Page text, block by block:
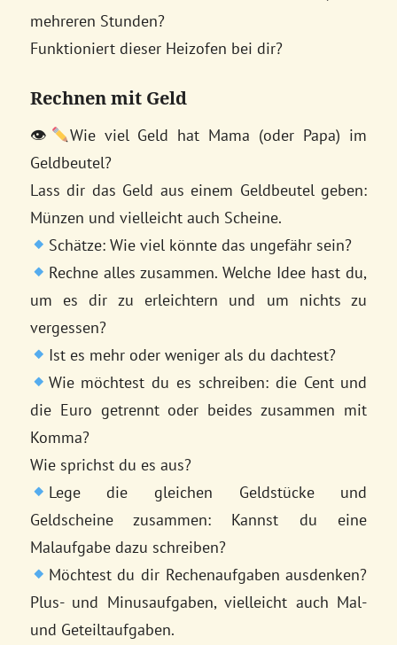
mehreren Stunden?
Funktioniert dieser Heizofen bei dir?
Rechnen mit Geld
👁
Wie viel Geld hat Mama (oder Papa) im
Geldbeutel?
Lass dir das Geld aus einem Geldbeutel geben:
Münzen und vielleicht auch Scheine.
Schätze: Wie viel könnte das ungefähr sein?
Rechne alles zusammen. Welche Idee hast du,
um es dir zu erleichtern und um nichts zu
vergessen?
Ist es mehr oder weniger als du dachtest?
Wie möchtest du es schreiben: die Cent und
die Euro getrennt oder beides zusammen mit
Komma?
Wie sprichst du es aus?
Lege die gleichen Geldstücke und
Geldscheine zusammen: Kannst du eine
Malaufgabe dazu schreiben?
Möchtest du dir Rechenaufgaben ausdenken?
Plus- und Minusaufgaben, vielleicht auch Mal-
und Geteiltaufgaben.